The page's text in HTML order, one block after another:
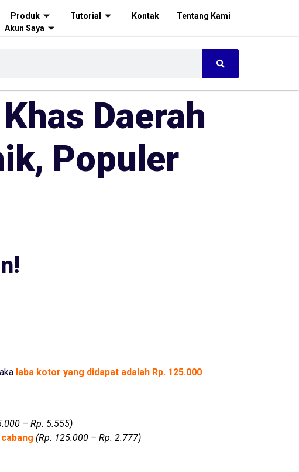
Produk Tutorial Kontak
Tentang Kami
Akun Saya
Daerah
Populer
laba kotor yang didapat adalah Rp. 125.000
– Rp. 5.555)
(Rp. 125.000 – Rp. 2.777)